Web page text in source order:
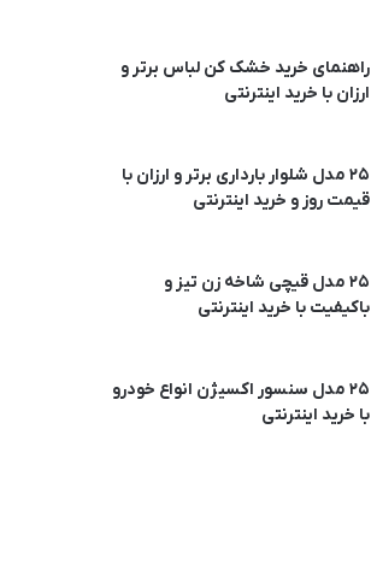
راهنمای خرید خشک کن لباس برتر و
ارزان با خرید اینترنتی
25 مدل شلوار بارداری برتر و ارزان با
قیمت روز و خرید اینترنتی
25 مدل قیچی شاخه زن تیز و
باکیفیت با خرید اینترنتی
25 مدل سنسور اکسیژن انواع خودرو
با خرید اینترنتی